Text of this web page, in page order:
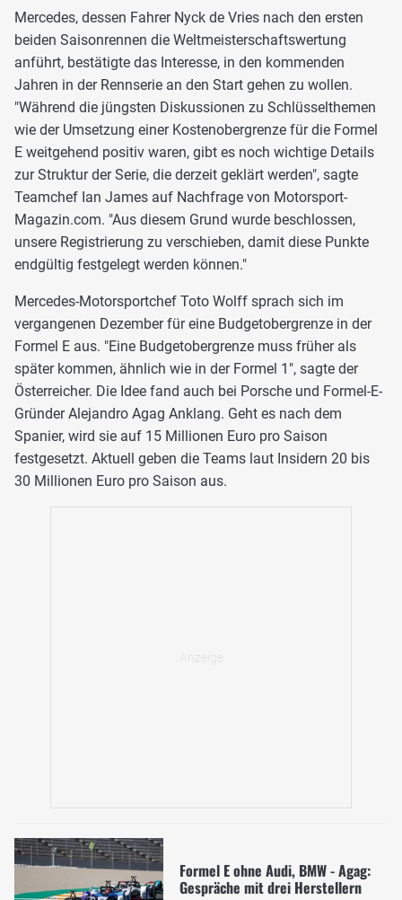
Mercedes, dessen Fahrer Nyck de Vries nach den ersten
beiden Saisonrennen die Weltmeisterschaftswertung
anführt, bestätigte das Interesse, in den kommenden
Jahren in der Rennserie an den Start gehen zu wollen.
"Während die jüngsten Diskussionen zu Schlüsselthemen
wie der Umsetzung einer Kostenobergrenze für die Formel
E weitgehend positiv waren, gibt es noch wichtige Details
zur Struktur der Serie, die derzeit geklärt werden", sagte
Teamchef Ian James auf Nachfrage von Motorsport-
Magazin.com. "Aus diesem Grund wurde beschlossen,
unsere Registrierung zu verschieben, damit diese Punkte
endgültig festgelegt werden können."
Mercedes-Motorsportchef Toto Wolff sprach sich im
vergangenen Dezember für eine Budgetobergrenze in der
Formel E aus. "Eine Budgetobergrenze muss früher als
später kommen, ähnlich wie in der Formel 1", sagte der
Österreicher. Die Idee fand auch bei Porsche und Formel-E-
Gründer Alejandro Agag Anklang. Geht es nach dem
Spanier, wird sie auf 15 Millionen Euro pro Saison
festgesetzt. Aktuell geben die Teams laut Insidern 20 bis
30 Millionen Euro pro Saison aus.
Formel E ohne Audi, BMW - Agag:
Gespräche mit drei Herstellern